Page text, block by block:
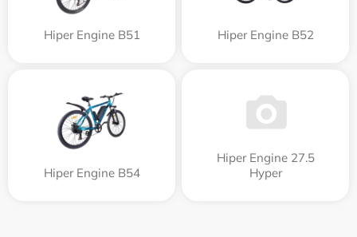
Hiper Engine B51 Hiper Engine B52
Hiper Engine B54
Hiper Engine 27.5
Нyper